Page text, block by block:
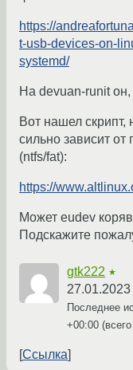
https://
t-usb-devices-on-
systemd/
На devuan-runit он,
Вот нашел скрипт,
сильно зависит
(ntfs/fat):
https://
Может eudev
Подскажите
gtk222 ★
Последнее
+00:00
Ссылка